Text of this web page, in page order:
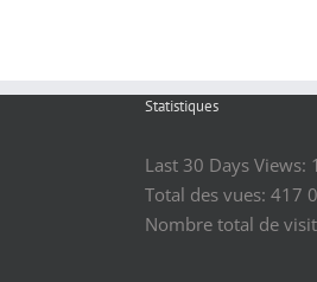
Statistiques
Last 30 Days Views:
Total des vues: 417
Nombre total de